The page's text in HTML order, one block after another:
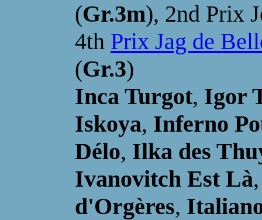
(Gr.3m), 2nd Prix
4th Prix Jag de
(Gr.3)
Inca Turgot, Igor
Iskoya, Inferno
Délo, Ilka des
Ivanovitch Est Là,
d'Orgères,